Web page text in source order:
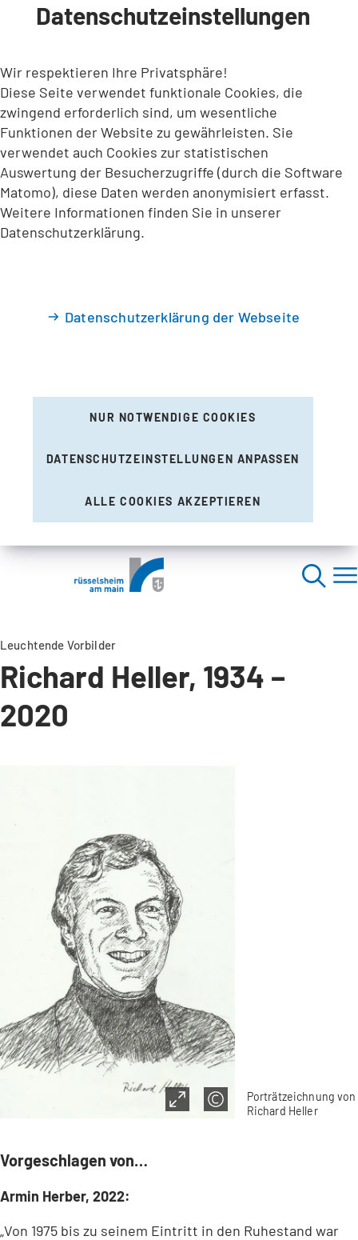
INHALT ANSPRINGEN
Datenschutzeinstellungen
Wir respektieren Ihre Privatsphäre!
Diese Seite verwendet funktionale Cookies, die
zwingend erforderlich sind, um wesentliche
Funktionen der Website zu gewährleisten. Sie
verwendet auch Cookies zur statistischen
Auswertung der Besucherzugriffe (durch die Software
Matomo), diese Daten werden anonymisiert erfasst.
Weitere Informationen finden Sie in unserer
Datenschutzerklärung.
Datenschutzerklärung der Webseite
NUR NOTWENDIGE COOKIES
DATENSCHUTZEINSTELLUNGEN ANPASSEN
ALLE COOKIES AKZEPTIEREN
Leuchtende Vorbilder
Richard Heller, 1934 –
2020
Porträtzeichnung von
Richard Heller
Vorgeschlagen von…
Armin Herber, 2022:
„Von 1975 bis zu seinem Eintritt in den Ruhestand war